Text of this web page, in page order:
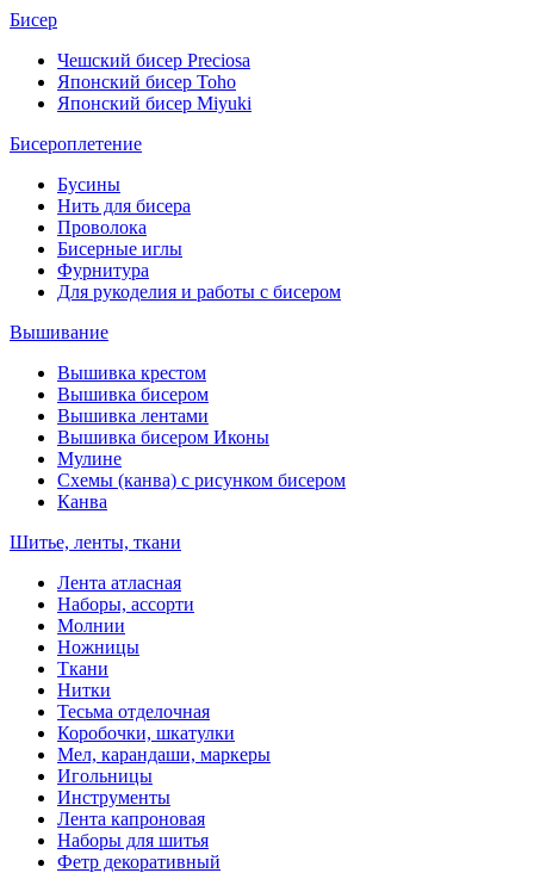
Бисер
Чешский бисер Preciosa
Японский бисер Toho
Японский бисер Miyuki
Бисероплетение
Бусины
Нить для бисера
Проволока
Бисерные иглы
Фурнитура
Для рукоделия и работы с бисером
Вышивание
Вышивка крестом
Вышивка бисером
Вышивка лентами
Вышивка бисером Иконы
Мулине
Схемы (канва) с рисунком бисером
Канва
Шитье, ленты, ткани
Лента атласная
Наборы, ассорти
Молнии
Ножницы
Ткани
Нитки
Тесьма отделочная
Коробочки, шкатулки
Мел, карандаши, маркеры
Игольницы
Инструменты
Лента капроновая
Наборы для шитья
Фетр декоративный